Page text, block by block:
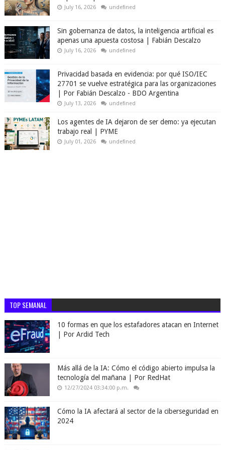
July 16, 2026 undefined
Sin gobernanza de datos, la inteligencia artificial es
apenas una apuesta costosa | Fabián Descalzo
July 16, 2026 undefined
Privacidad basada en evidencia: por qué ISO/IEC
27701 se vuelve estratégica para las organizaciones
| Por Fabián Descalzo - BDO Argentina
July 13, 2026 undefined
Los agentes de IA dejaron de ser demo: ya ejecutan
trabajo real | PYME
July 01, 2026 undefined
TOP SEMANAL
10 formas en que los estafadores atacan en Internet
| Por Ardid Tech
Más allá de la IA: Cómo el código abierto impulsa la
tecnología del mañana | Por RedHat
12/27/2024 03:34:00 p.m.
Cómo la IA afectará al sector de la ciberseguridad en
2024